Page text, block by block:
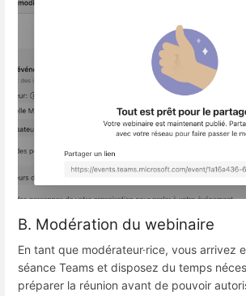
B. Modération du webinaire
En tant que modérateur·rice, vous arrivez
séance Teams et disposez du temps
préparer la réunion avant de pouvoir